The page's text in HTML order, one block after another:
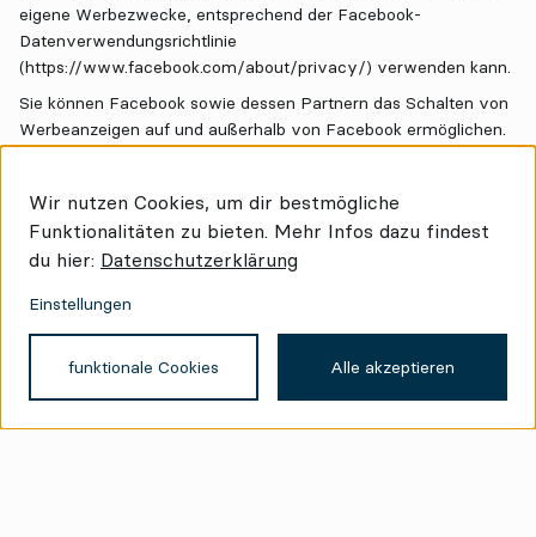
eigene Werbezwecke, entsprechend der Facebook-
Datenverwendungsrichtlinie
(https://www.facebook.com/about/privacy/) verwenden kann.
Sie können Facebook sowie dessen Partnern das Schalten von
Werbeanzeigen auf und außerhalb von Facebook ermöglichen.
bitten wir Sie, Ihre Erziehungsberechtigten um Erlaubnis zu
fragen diese Seite zu nutzen.
Wir nutzen Cookies, um dir bestmögliche
Funktionalitäten zu bieten. Mehr Infos dazu findest
du hier: Datenschutzerklärung
Einstellungen
funktionale Cookies Alle akzeptieren